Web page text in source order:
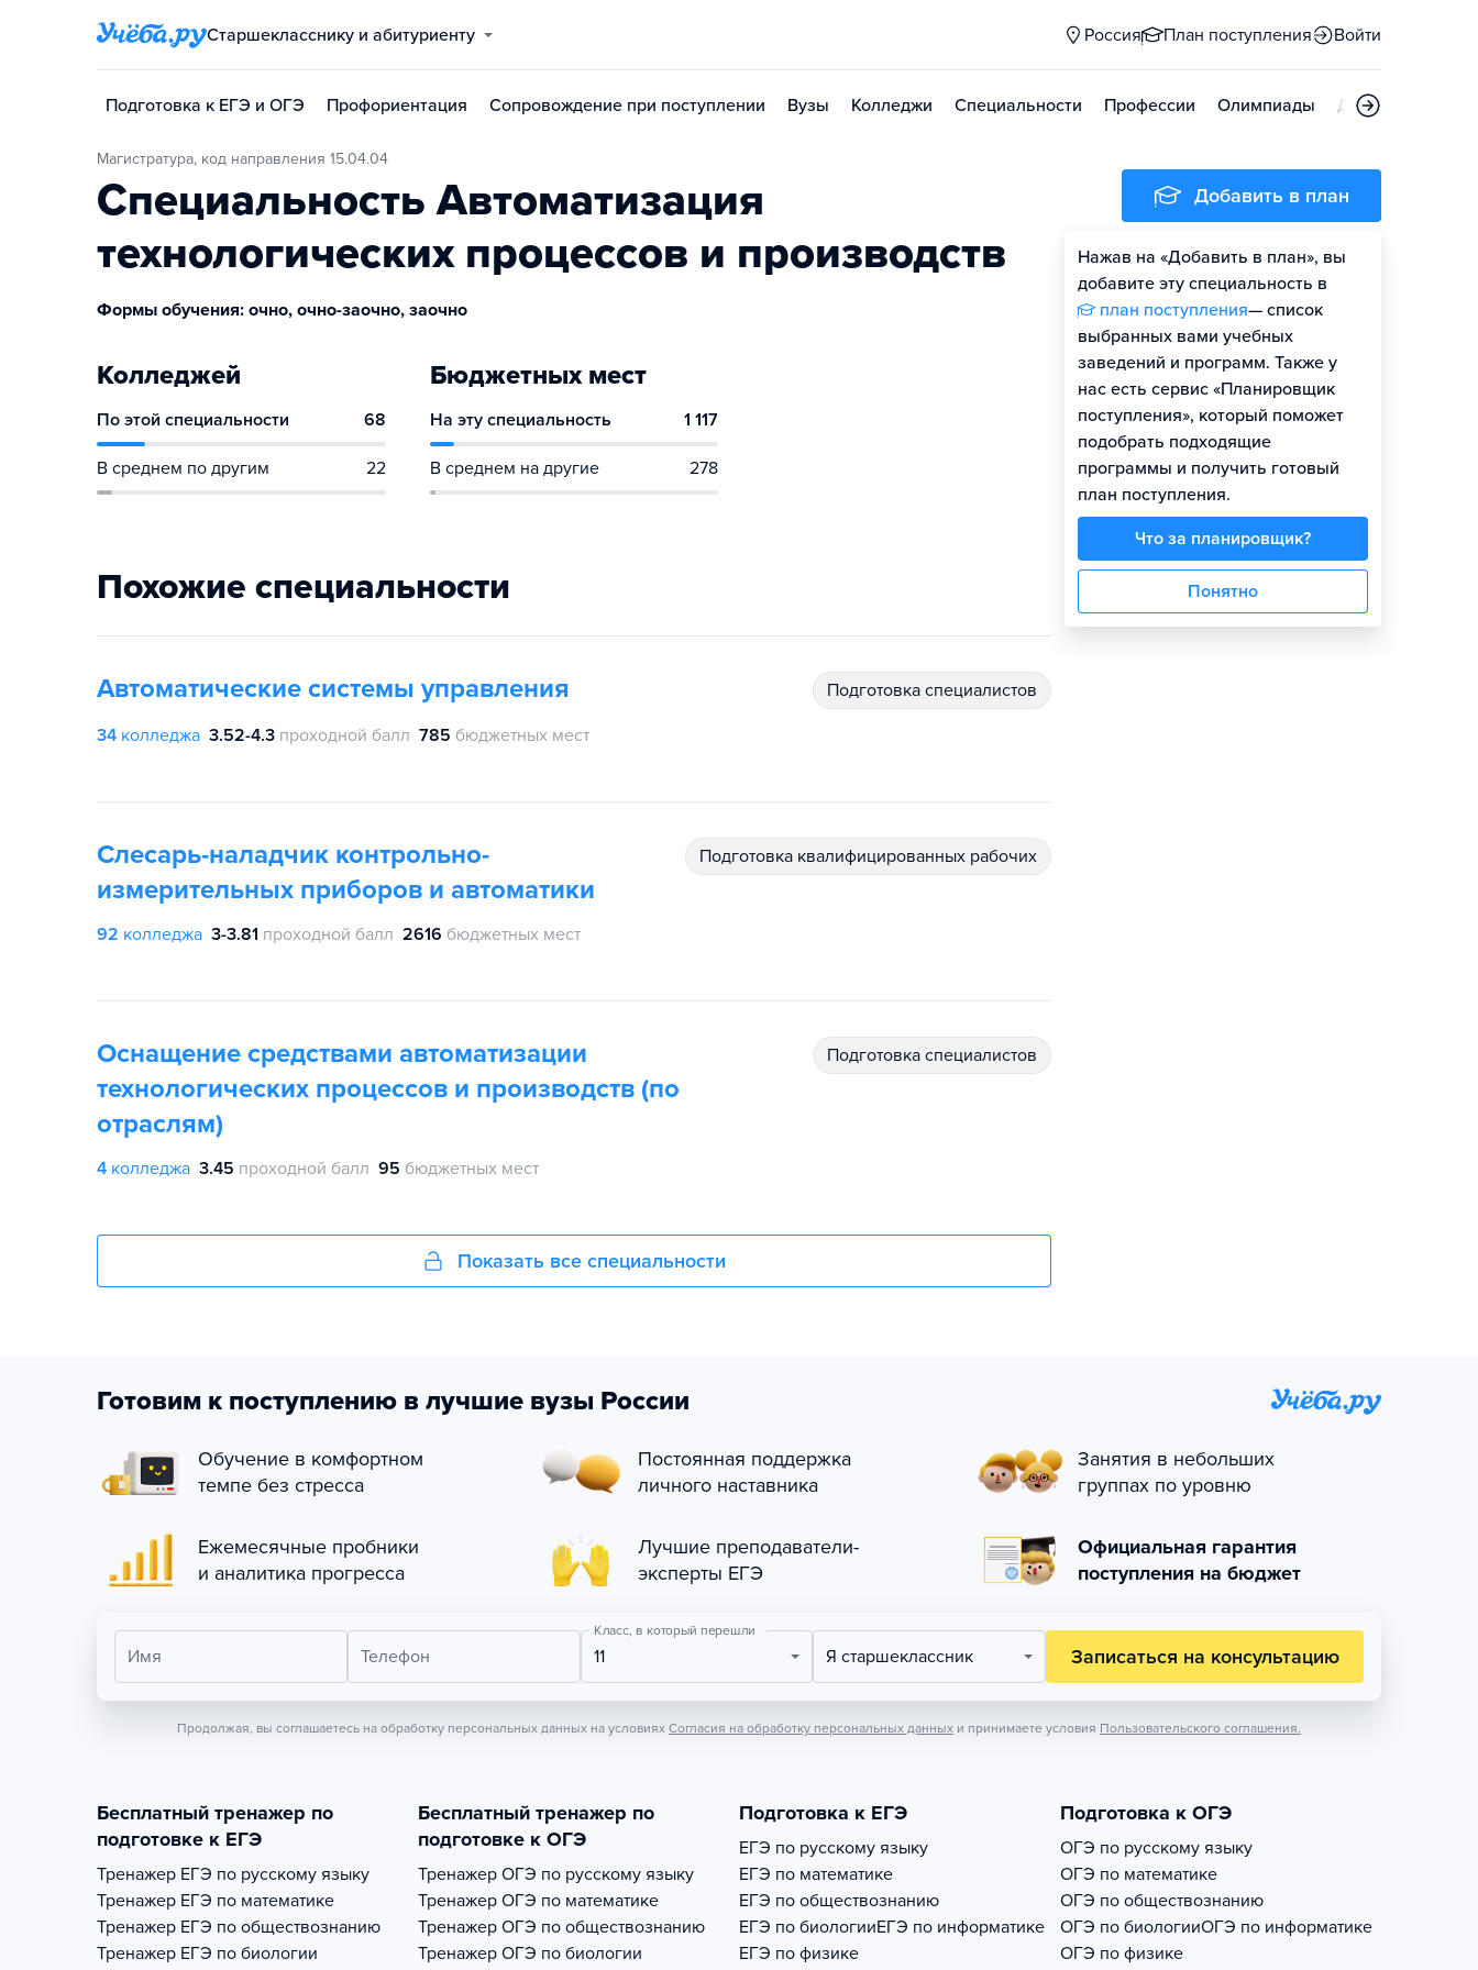
Старшекласснику и абитуриенту Россия План поступления Войти
Подготовка к ЕГЭ и ОГЭ Профориентация Сопровождение при поступлении Вузы Колледжи Специальности Профессии Олимпиады Дни открытых
Магистратура, код направления 15.04.04
Специальность Автоматизация
технологических процессов и производств
Формы обучения: очно, очно-заочно, заочно
Колледжей
По этой специальности 68
В среднем по другим 22
Бюджетных мест
На эту специальность 1 117
В среднем на другие 278
Похожие специальности
Автоматические системы управления подготовка специалистов
34 колледжа 3.52-4.3 проходной балл 785 бюджетных мест
Слесарь-наладчик контрольно-
измерительных приборов и автоматики
подготовка квалифицированных рабочих
92 колледжа 3-3.81 проходной балл 2616 бюджетных мест
Оснащение средствами автоматизации
технологических процессов и производств (по
отраслям)
подготовка специалистов
4 колледжа 3.45 проходной балл 95 бюджетных мест
Показать все специальности
Добавить в план
Нажав на «Добавить в план», вы
добавите эту специальность в
план поступления— список
выбранных вами учебных
заведений и программ. Также у
нас есть сервис «Планировщик
поступления», который поможет
подобрать подходящие
программы и получить готовый
план поступления.
Что за планировщик?
Понятно
Готовим к поступлению в лучшие вузы России
Обучение в комфортном
темпе без стресса
Постоянная поддержка
личного наставника
Занятия в небольших
группах по уровню
Ежемесячные пробники
и аналитика прогресса
Лучшие преподаватели-
эксперты ЕГЭ
Официальная гарантия
поступления на бюджет
Имя Телефон
Класс, в который перешли
11 Я старшеклассник Записаться на консультацию
Продолжая, вы соглашаетесь на обработку персональных данных на условиях Согласия на обработку персональных данных и принимаете условия Пользовательского соглашения.
Бесплатный тренажер по
подготовке к ЕГЭ
Тренажер ЕГЭ по русскому языку
Тренажер ЕГЭ по математике
Тренажер ЕГЭ по обществознанию
Тренажер ЕГЭ по биологии
Бесплатный тренажер по
подготовке к ОГЭ
Тренажер ОГЭ по русскому языку
Тренажер ОГЭ по математике
Тренажер ОГЭ по обществознанию
Тренажер ОГЭ по биологии
Подготовка к ЕГЭ
ЕГЭ по русскому языку
ЕГЭ по математике
ЕГЭ по обществознанию
ЕГЭ по биологииЕГЭ по информатике
ЕГЭ по физике
Подготовка к ОГЭ
ОГЭ по русскому языку
ОГЭ по математике
ОГЭ по обществознанию
ОГЭ по биологииОГЭ по информатике
ОГЭ по физике